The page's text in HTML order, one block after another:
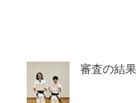
審査の結果